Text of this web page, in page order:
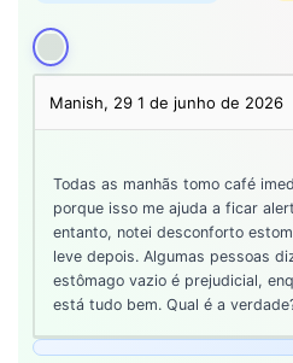
Manish, 29 1 de junho de 2026
Todas as manhãs tomo café
porque isso me ajuda a ficar
entanto, notei desconforto
leve depois. Algumas pessoas
estômago vazio é prejudicial,
está tudo bem. Qual é a